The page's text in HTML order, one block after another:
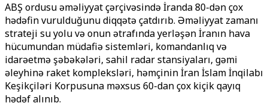
ABŞ ordusu əməliyyat çərçivəsində İranda 80-dən çox
hədəfin vurulduğunu diqqətə çatdırıb. Əməliyyat zamanı
strateji su yolu və onun ətrafında yerləşən İranın hava
hücumundan müdafiə sistemləri, komandanlıq və
idarəetmə şəbəkələri, sahil radar stansiyaları, gəmi
əleyhinə raket kompleksləri, həmçinin İran İslam İnqilabı
Keşikçiləri Korpusuna məxsus 60-dan çox kiçik qayıq
hədəf alınıb.